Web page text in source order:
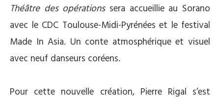
Théâtre des opérationssera accueillie au Sorano
avec le CDC Toulouse-Midi-Pyrénées et le festival
Made In Asia. Un conte atmosphérique et visuel
avec neuf danseurs coréens.
Pour cette nouvelle création, Pierre Rigal s’est